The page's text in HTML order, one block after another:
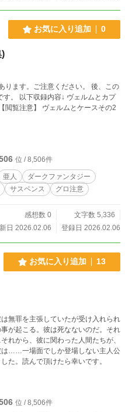
お気に入り追加 0
)
ります。ご注意ください。 後、この
ムとカプ
閲覧注意】 ヴェルムとケースその2
位 / 8,506件
亜人
ダークファンタジー
サスペンス グロ注意
感想数 0
文字数 5,336
日 2026.02.06
登録日 2026.02.06
お気に入り追加 13
無罪を主張していたが受け入れられ
が起こる。彼は死なないのだ。それ
れから、彼に関わった人間たちが、
は……一場面でしか登場しない主人公
た。読んで頂けたら幸いです。
位 / 8,506件